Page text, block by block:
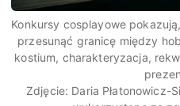
Konkursy cosplayowe
przesunąć granicę między
kostium, charakteryzacja,
Zdjęcie: Daria Płatonowicz-